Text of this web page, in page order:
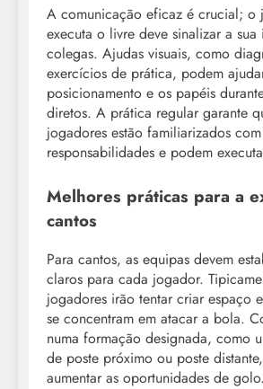
A comunicação eficaz é crucial; o
executa o livre deve sinalizar a sua
colegas. Ajudas visuais, como
exercícios de prática, podem
posicionamento e os papéis
diretos. A prática regular garante
jogadores estão familiarizados com
responsabilidades e podem
Melhores práticas para a
cantos
Para cantos, as equipas devem
claros para cada jogador.
jogadores irão tentar criar espaço
se concentram em atacar a bola.
numa formação designada, como
de poste próximo ou poste
aumentar as oportunidades de golo.